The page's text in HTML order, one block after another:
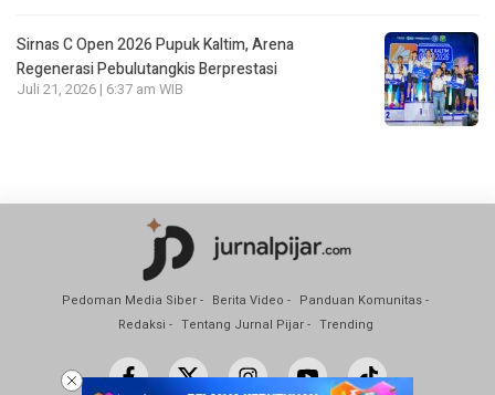
Sirnas C Open 2026 Pupuk Kaltim, Arena
Regenerasi Pebulutangkis Berprestasi
Juli 21, 2026 | 6:37 am WIB
Pedoman Media Siber Berita Video
Panduan Komunitas
Redaksi
Tentang Jurnal Pijar Trending